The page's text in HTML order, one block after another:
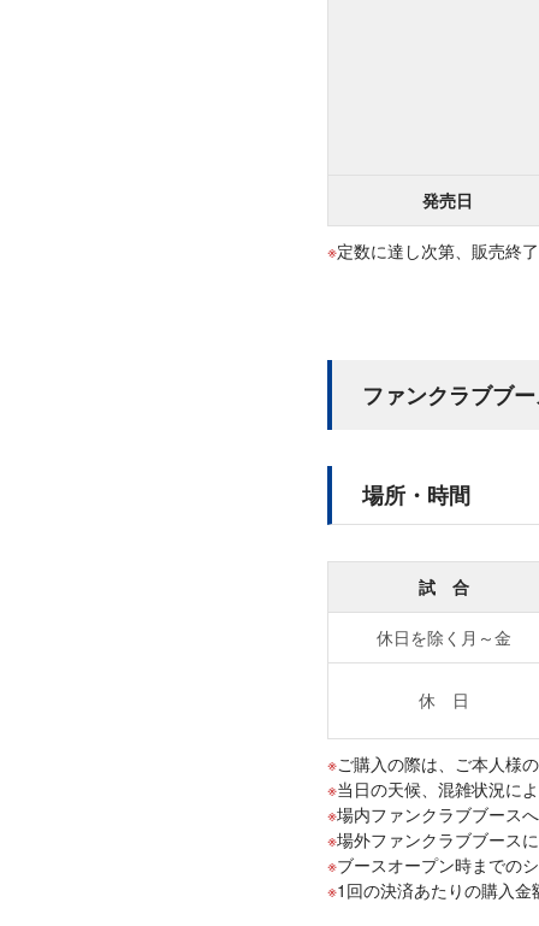
発売日
定数に達し次第、販売終
ファンクラブブ
場所・時間
試 合
休日を除く月～金
休 日
ご購入の際は、ご本人様
当日の天候、混雑状況に
場内ファンクラブブース
場外ファンクラブブース
ブースオープン時までの
1回の決済あたりの購入